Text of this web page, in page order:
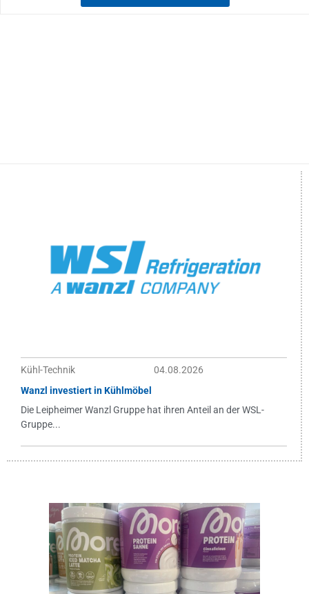
Kühl-Technik
04.08.2026
Wanzl investiert in Kühlmöbel
Die Leipheimer Wanzl Gruppe hat ihren Anteil an der WSL-
Gruppe...